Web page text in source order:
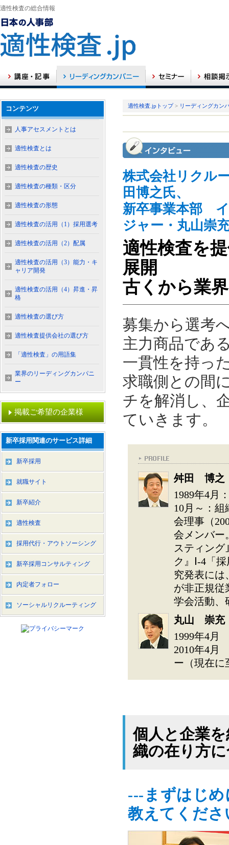
適性検査の総合情報
適性検査.jpトップ> リーディングカン
株式会社リクル
田博之氏、
新卒事業本部
ジャー・丸山崇
適性検査を
展開
古くから業
募集から選考
主力商品であ
一貫性を持っ
求職側との間
チを解消し、
ていきます。
舛田 博之
1989年4月
10月～：
会理事（
会メンバー
スティング
ク』Ⅰ-4「
究発表には
が非正規従
学会活動、
丸山 崇充
1999年4
2010年4月
ー（現在に
個人と企業
織の在り方
---まずはじ
教えてくださ
コンテンツ
人事アセスメントとは
適性検査とは
適性検査の歴史
適性検査の種類・区分
適性検査の形態
適性検査の活用（1）採用選考
適性検査の活用（2）配属
適性検査の活用（3）能力・キ
ャリア開発
適性検査の活用（4）昇進・昇
格
適性検査の選び方
適性検査提供会社の選び方
「適性検査」の用語集
業界のリーディングカンパニ
ー
掲載ご希望の企業様
新卒採用関連のサービス詳細
新卒採用
就職サイト
新卒紹介
適性検査
採用代行・アウトソーシング
新卒採用コンサルティング
内定者フォロー
ソーシャルリクルーティング